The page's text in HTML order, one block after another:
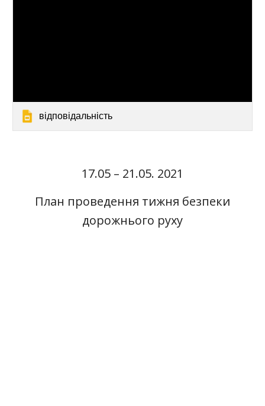
відповідальність
17.05 – 21.05. 2021
План проведення тижня безпеки
дорожнього руху